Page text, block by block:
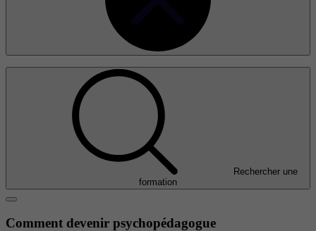
Rechercher une
formation
Comment devenir psychopédagogue